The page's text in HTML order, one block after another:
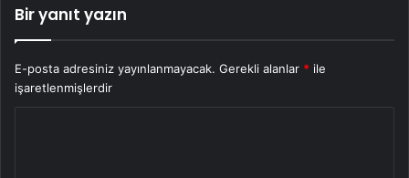
Bir yanıt yazın
E-posta adresiniz yayınlanmayacak. Gerekli alanlar * ile
işaretlenmişlerdir